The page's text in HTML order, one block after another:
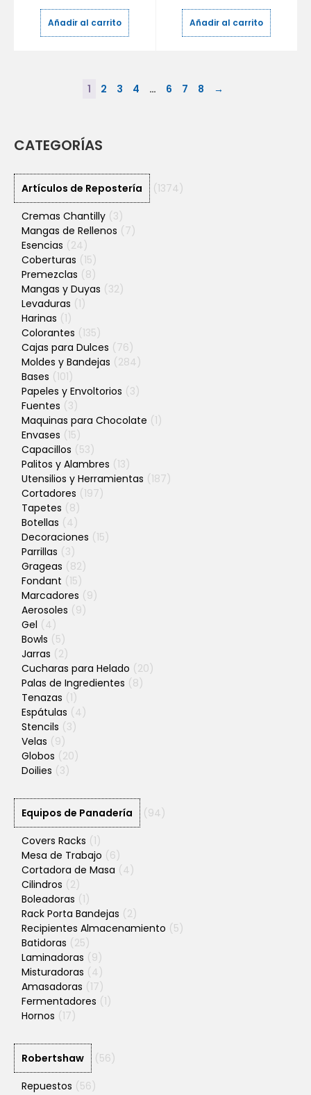
CATEGORÍAS
Artículos de Repostería
(1374)
Cremas Chantilly (3)
Mangas de Rellenos (7)
Esencias (24)
Coberturas (15)
Premezclas (8)
Mangas y Duyas (32)
Levaduras (1)
Harinas (1)
Colorantes (135)
Cajas para Dulces (76)
Moldes y Bandejas (284)
Bases (101)
Papeles y Envoltorios (3)
Fuentes (3)
Maquinas para Chocolate (1)
Envases (15)
Capacillos (53)
Palitos y Alambres (13)
Utensilios y Herramientas (187)
Cortadores (197)
Tapetes (8)
Botellas (4)
Decoraciones (15)
Parrillas (3)
Grageas (82)
Fondant (15)
Marcadores (9)
Aerosoles (9)
Gel (4)
Bowls (5)
Jarras (2)
Cucharas para Helado (20)
Palas de Ingredientes (8)
Tenazas (1)
Espátulas (4)
Stencils (3)
Velas (9)
Globos (20)
Doilies (3)
Equipos de Panadería
(94)
Covers Racks (1)
Mesa de Trabajo (6)
Cortadora de Masa (4)
Cilindros (2)
Boleadoras (1)
Rack Porta Bandejas (2)
Recipientes Almacenamiento (5)
Batidoras (25)
Laminadoras (9)
Misturadoras (4)
Amasadoras (17)
Fermentadores (1)
Hornos (17)
Robertshaw
(56)
Repuestos (56)
Añadir al carrito Añadir al carrito
1 2 3 4 … 6 7 8 →